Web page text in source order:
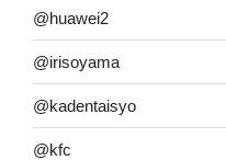
@huawei2
@irisoyama
@kadentaisyo
@kfc